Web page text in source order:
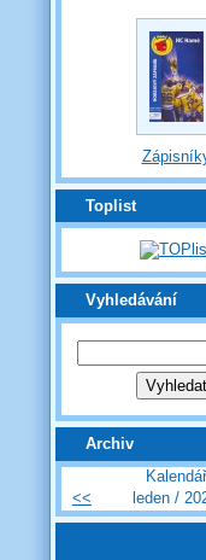
Toplist
Vyhledávání
Archiv
Kalendář
<<
leden /